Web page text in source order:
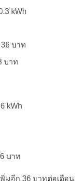
kWh
บาท
บาท
kWh
บาท
มอีก 36 บาทต่อเดือน